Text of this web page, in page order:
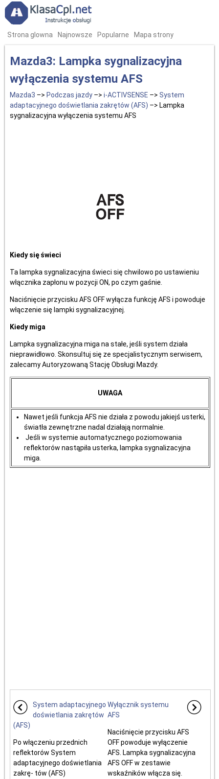
Strona glowna Najnowsze Popularne Mapa strony
Mazda3: Lampka sygnalizacyjna
wyłączenia systemu AFS
Mazda3 –> Podczas jazdy –> i-ACTIVSENSE –> System
adaptacyjnego doświetlania zakrętów (AFS) –> Lampka
sygnalizacyjna wyłączenia systemu AFS
Kiedy się świeci
Ta lampka sygnalizacyjna świeci się chwilowo po ustawieniu
włącznika zapłonu w pozycji ON, po czym gaśnie.
Naciśnięcie przycisku AFS OFF wyłącza funkcję AFS i powoduje
włączenie się lampki sygnalizacyjnej.
Kiedy miga
Lampka sygnalizacyjna miga na stałe, jeśli system działa
nieprawidłowo. Skonsultuj się ze specjalistycznym serwisem,
zalecamy Autoryzowaną Stację Obsługi Mazdy.
UWAGA
Nawet jeśli funkcja AFS nie działa z powodu jakiejś usterki,
światła zewnętrzne nadal działają normalnie.
Jeśli w systemie automatycznego poziomowania
reflektorów nastąpiła usterka, lampka sygnalizacyjna
miga.
System adaptacyjnego
doświetlania zakrętów
(AFS)
Po włączeniu przednich
reflektorów System
adaptacyjnego doświetlania
zakrę- tów (AFS)
Wyłącznik systemu
AFS
Naciśnięcie przycisku AFS
OFF powoduje wyłączenie
AFS. Lampka sygnalizacyjna
AFS OFF w zestawie
wskaźników włącza się.